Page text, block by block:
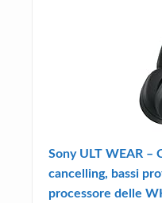
Sony ULT WEAR –
cancelling, bassi
processore delle